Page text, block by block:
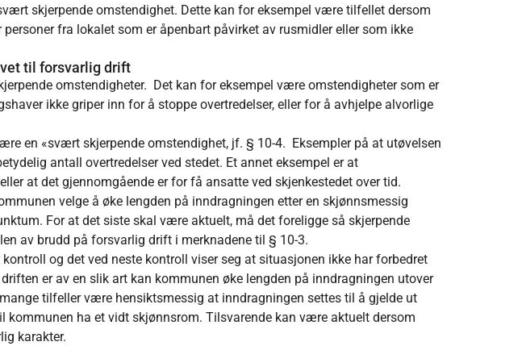
skjerpende omstendighet. Dette kan for eksempel være tilfellet dersom
fra lokalet som er åpenbart påvirket av rusmidler eller som ikke
til forsvarlig drift
omstendigheter. Det kan for eksempel være omstendigheter som er
ikke griper inn for å stoppe overtredelser, eller for å avhjelpe alvorlige
en «svært skjerpende omstendighet, jf. § 10-4. Eksempler på at utøvelsen
antall overtredelser ved stedet. Et annet eksempel er at
at det gjennomgående er for få ansatte ved skjenkestedet over tid.
velge å øke lengden på inndragningen etter en skjønnsmessig
For at det siste skal være aktuelt, må det foreligge så skjerpende
av brudd på forsvarlig drift i merknadene til § 10-3.
og det ved neste kontroll viser seg at situasjonen ikke har forbedret
er av en slik art kan kommunen øke lengden på inndragningen utover
tilfeller være hensiktsmessig at inndragningen settes til å gjelde ut
kommunen ha et vidt skjønnsrom. Tilsvarende kan være aktuelt dersom
karakter.